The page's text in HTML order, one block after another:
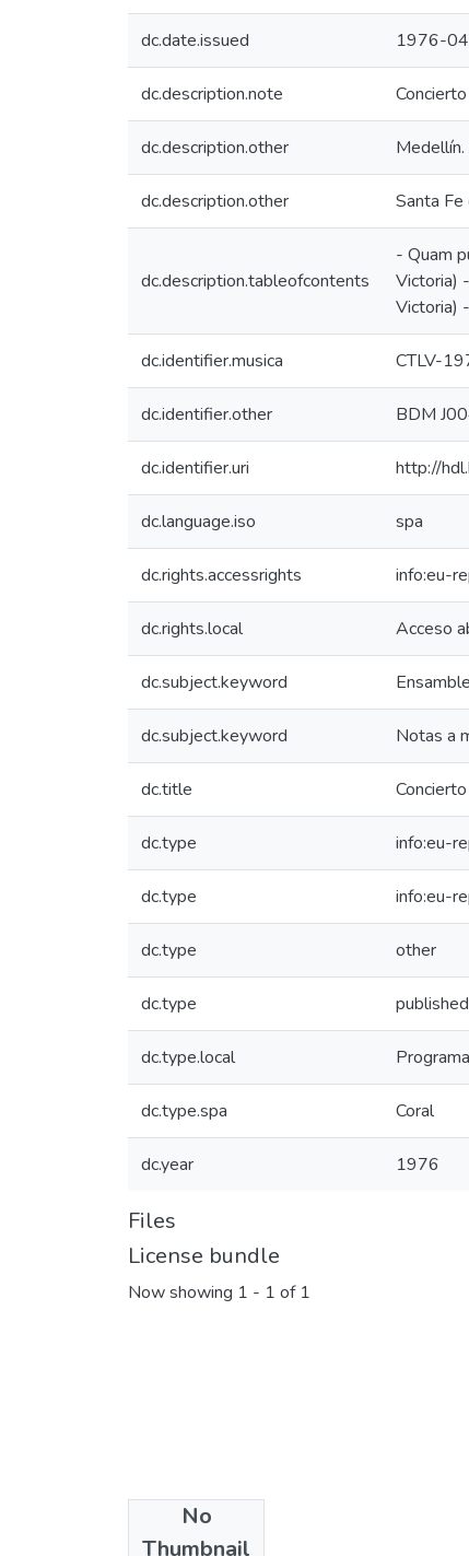
dc.date.issued 1976-
dc.description.note
dc.description.other
dc.description.other Santa
dc.description.tableofcontents
- Quam
Victoria)
Victoria)
dc.identifier.musica CTLV-
dc.identifier.other BDM
dc.identifier.uri http://
dc.language.iso spa
dc.rights.accessrights info:eu-
dc.rights.local Acceso
dc.subject.keyword
dc.subject.keyword Notas a
dc.title
dc.type info:eu-
dc.type info:eu-
dc.type other
dc.type
dc.type.local
dc.type.spa Coral
dc.year 1976
Files
License bundle
Now showing 1 - 1 of 1
No
Thumbnail
Collections